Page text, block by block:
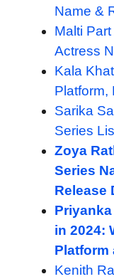
Name &
Malti
Actress
Kala
Platform,
Sarika
Series
Zoya
Series
Release
in 2024:
Platform
Kenith